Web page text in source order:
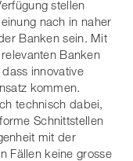
stellen
nach in naher
Banken sein. Mit
Banken
innovative
kommen.
technisch dabei,
Schnittstellen
mit der
Fällen keine grosse